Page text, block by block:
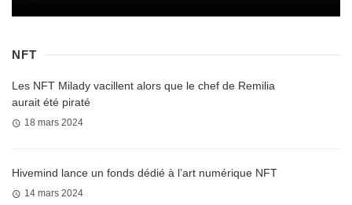
NFT
Les NFT Milady vacillent alors que le chef de Remilia
aurait été piraté
18 mars 2024
Hivemind lance un fonds dédié à l’art numérique NFT
14 mars 2024